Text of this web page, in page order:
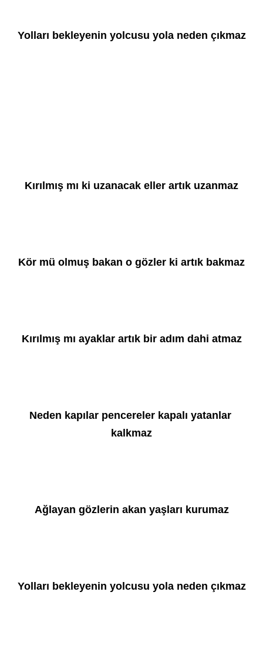
Yolları bekleyenin yolcusu yola neden çıkmaz
Kırılmış mı ki uzanacak eller artık uzanmaz
Kör mü olmuş bakan o gözler ki artık bakmaz
Kırılmış mı ayaklar artık bir adım dahi atmaz
Neden kapılar pencereler kapalı yatanlar
kalkmaz
Ağlayan gözlerin akan yaşları kurumaz
Yolları bekleyenin yolcusu yola neden çıkmaz